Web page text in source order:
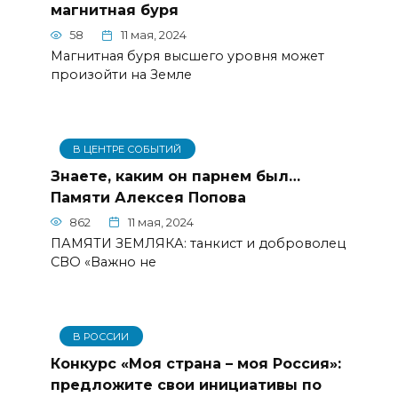
магнитная буря
58 11 мая, 2024
Магнитная буря высшего уровня может
произойти на Земле
В ЦЕНТРЕ СОБЫТИЙ
Знаете, каким он парнем был…
Памяти Алексея Попова
862 11 мая, 2024
ПАМЯТИ ЗЕМЛЯКА: танкист и доброволец
СВО «Важно не
В РОССИИ
Конкурс «Моя страна – моя Россия»:
предложите свои инициативы по